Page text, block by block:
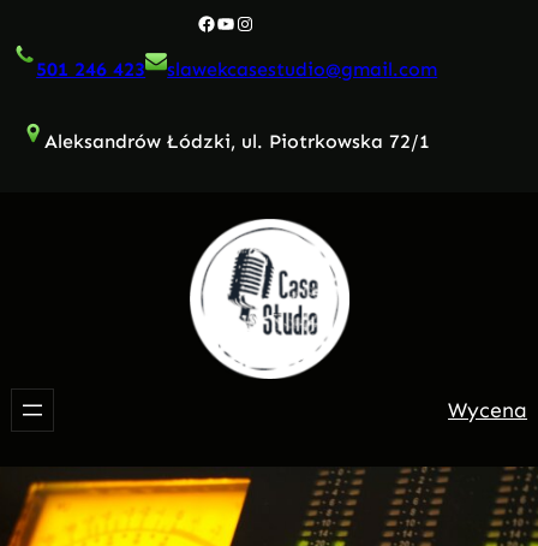
do
Facebook
YouTube
Instagram
501 246 423 slawekcasestudio@gmail.com
Aleksandrów Łódzki, ul. Piotrkowska 72/1
Wycena